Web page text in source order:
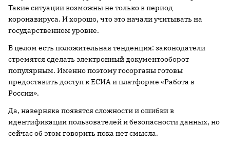
Такие ситуации возможны не только в период
коронавируса. И хорошо, что это начали учитывать на
государственном уровне.
В целом есть положительная тенденция: законодатели
стремятся сделать электронный документооборот
популярным. Именно поэтому госорганы готовы
предоставить доступ к ЕСИА и платформе «Работа в
России».
Да, наверняка появятся сложности и ошибки в
идентификации пользователей и безопасности данных, но
сейчас об этом говорить пока нет смысла.